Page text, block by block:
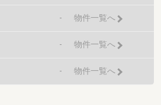
- 物件一覧へ
- 物件一覧へ
- 物件一覧へ